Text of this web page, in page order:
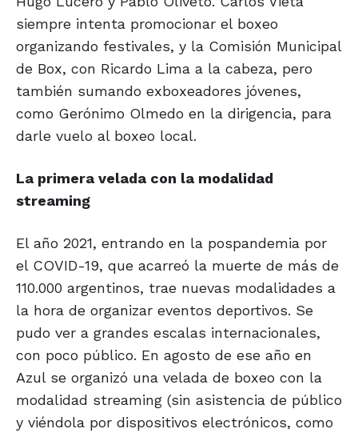
siempre intenta promocionar el boxeo
organizando festivales, y la Comisión Municipal
de Box, con Ricardo Lima a la cabeza, pero
también sumando exboxeadores jóvenes,
como Gerónimo Olmedo en la dirigencia, para
darle vuelo al boxeo local.
La primera velada con la modalidad
streaming
El año 2021, entrando en la pospandemia por
el COVID-19, que acarreó la muerte de más de
110.000 argentinos, trae nuevas modalidades a
la hora de organizar eventos deportivos. Se
pudo ver a grandes escalas internacionales,
con poco público. En agosto de ese año en
Azul se organizó una velada de boxeo con la
modalidad streaming (sin asistencia de público
y viéndola por dispositivos electrónicos, como